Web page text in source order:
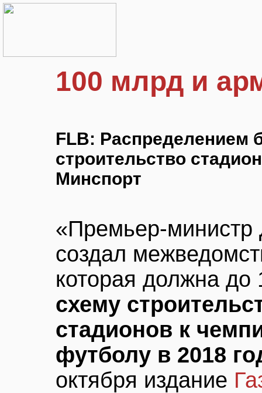
100 млрд и
FLB: Распределением
строительство
Минспорт
«Премьер-
создал
которая должна до
схему
стадионов к
футболу в 2018
октября издание